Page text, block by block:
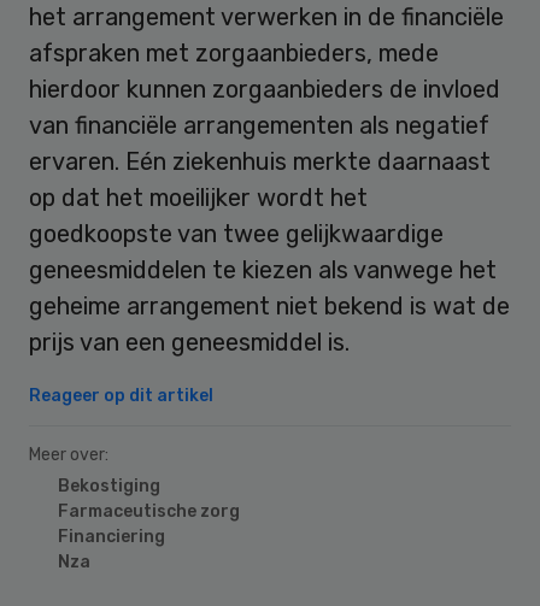
het arrangement verwerken in de financiële
afspraken met zorgaanbieders, mede
hierdoor kunnen zorgaanbieders de invloed
van financiële arrangementen als negatief
ervaren. Eén ziekenhuis merkte daarnaast
op dat het moeilijker wordt het
goedkoopste van twee gelijkwaardige
geneesmiddelen te kiezen als vanwege het
geheime arrangement niet bekend is wat de
prijs van een geneesmiddel is.
Reageer op dit artikel
Meer over:
Bekostiging
Farmaceutische zorg
Financiering
Nza